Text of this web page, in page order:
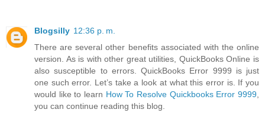
Blogsilly 12:36 p. m.
There are several other benefits associated with the online
version. As is with other great utilities, QuickBooks Online is
also susceptible to errors. QuickBooks Error 9999 is just
one such error. Let’s take a look at what this error is. If you
would like to learn How To Resolve Quickbooks Error 9999
you can continue reading this blog.